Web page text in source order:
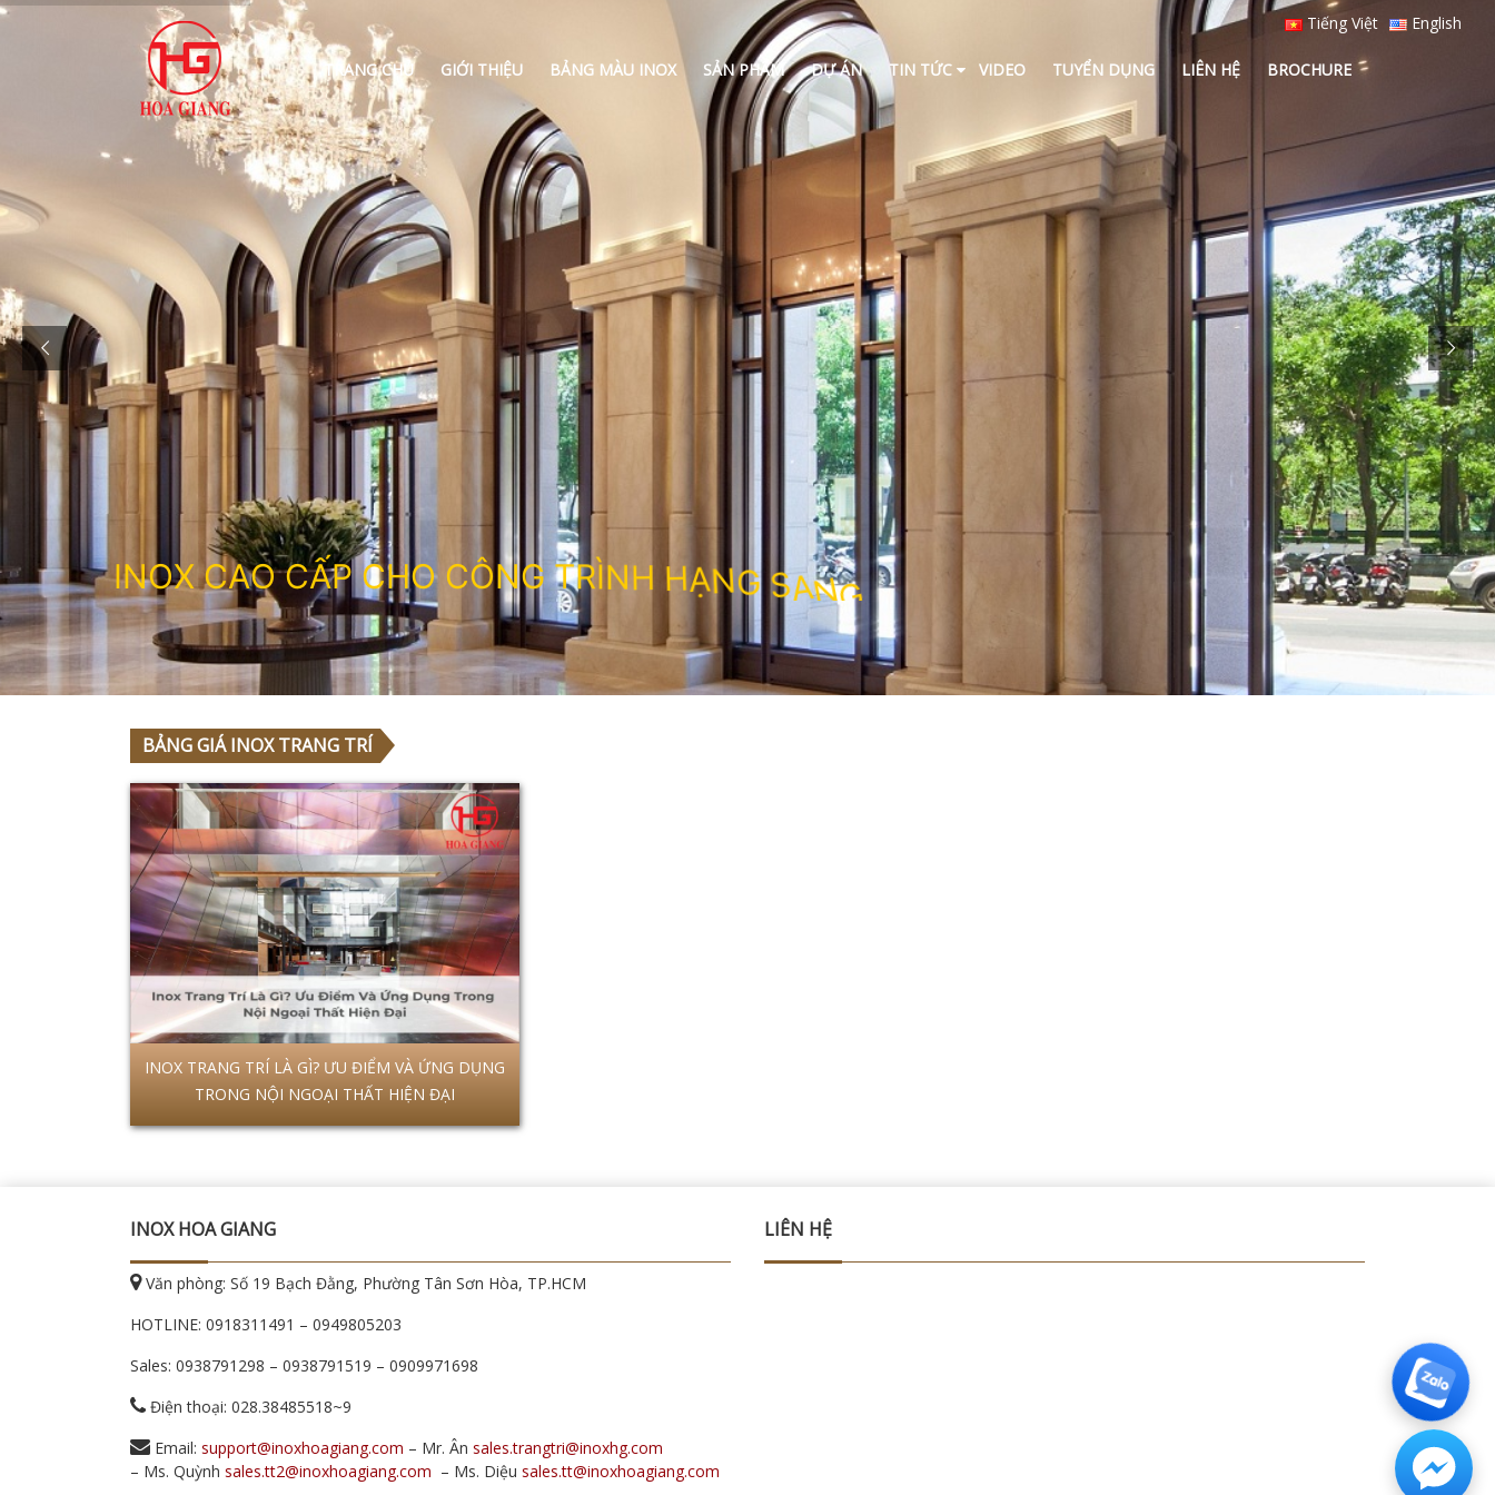
Tiếng Việt English
TRANG CHỦ GIỚI THIỆU BẢNG MÀU INOX SẢN PHẨM DỰ ÁN TIN TỨC VIDEO TUYỂN DỤNG LIÊN HỆ BROCHURE
INOX CAO CẤP CHO CÔNG TRÌNH HẠNG SANG
BẢNG GIÁ INOX TRANG TRÍ
INOX TRANG TRÍ LÀ GÌ? ƯU ĐIỂM VÀ ỨNG DỤNG
TRONG NỘI NGOẠI THẤT HIỆN ĐẠI
INOX HOA GIANG
Văn phòng: Số 19 Bạch Đằng, Phường Tân Sơn Hòa, TP.HCM
HOTLINE: 0918311491 – 0949805203
Sales: 0938791298 – 0938791519 – 0909971698
Điện thoại: 028.38485518~9
Email: support@inoxhoagiang.com – Mr. Ân sales.trangtri@inoxhg.com
– Ms. Quỳnh sales.tt2@inoxhoagiang.com – Ms. Diệu sales.tt@inoxhoagiang.com
LIÊN HỆ